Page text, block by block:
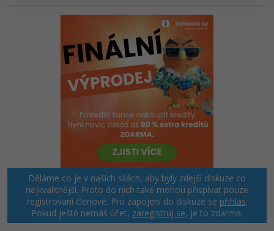
Děláme co je v našich silách, aby byly zdejší diskuze co
nejkvalitnější. Proto do nich také mohou přispívat pouze
registrovaní členové. Pro zapojení do diskuze se přihlas.
Pokud ještě nemáš účet, zaregistruj se, je to zdarma.